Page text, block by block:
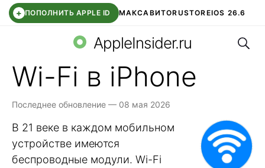
+ ПОПОЛНИТЬ APPLE ID МАКСАВИТОRUSTOREIOS 26.6
СБЕР КИДС ВТБ ОНЛАЙН ЧАТ В ROBLOX
AppleInsider.ru
Wi-Fi в iPhone
Последнее обновление — 08 мая 2026
В 21 веке в каждом мобильном
устройстве имеются
беспроводные модули. Wi-Fi